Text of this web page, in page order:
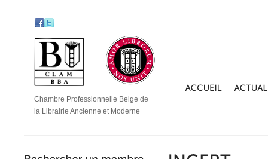
Chambre Professionnelle Belge de
la Librairie Ancienne et Moderne